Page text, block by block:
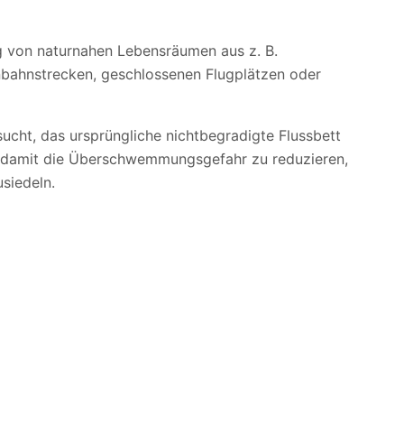
naturnahen Lebensräumen aus z. B.
geschlossenen Flugplätzen oder
das ursprüngliche nichtbegradigte Flussbett
die Überschwemmungsgefahr zu reduzieren,